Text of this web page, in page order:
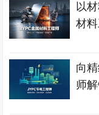
以
材
向
师